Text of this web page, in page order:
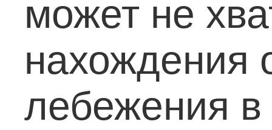
может не
нахождения
лебежения в